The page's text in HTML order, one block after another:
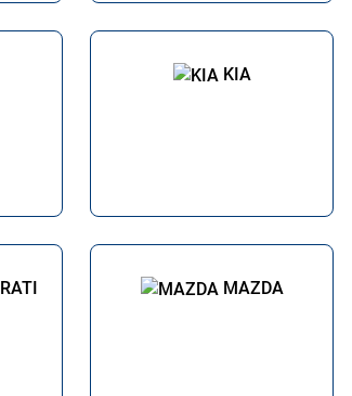
KIA
MAZDA